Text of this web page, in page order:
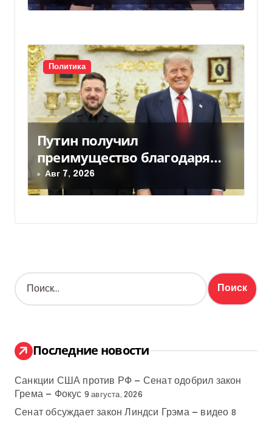
Политика
Путин получил
преимущество благодаря
действиям США
Авг 7, 2026
Н
а
:
Последние новости
Санкции США против РФ — Сенат одобрил закон
Грема — Фокус 9 августа, 2026
Сенат обсуждает закон Линдси Грэма — видео 8